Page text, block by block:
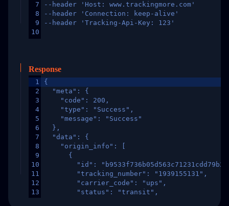
7
8
9
10
--header 'Host: www.trackingmore.com'
--header 'Connection: keep-alive'
--header 'Tracking-Api-Key: 123'
Response
1
2
3
4
5
6
7
8
9
10
11
12
13
{
  "meta": {
    "code": 200,
    "type": "Success",
    "message": "Success"
  },
  "data": {
    "origin_info": [
      {
"id":
        "tracking_number": "1939155131",
        "carrier_code": "ups",
        "status": "transit",